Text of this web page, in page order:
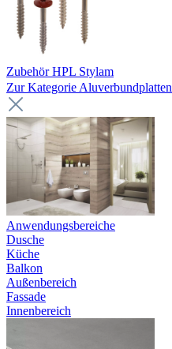
Zubehör HPL Stylam
Zur Kategorie Aluverbundplatten
Anwendungsbereiche
Dusche
Küche
Balkon
Außenbereich
Fassade
Innenbereich